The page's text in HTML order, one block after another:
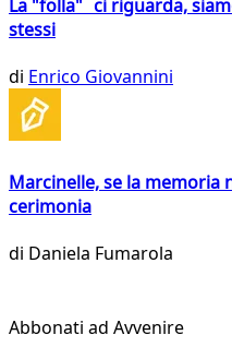
La "folla" ci riguarda,
stessi
di Enrico Giovannini
Marcinelle, se la memoria
cerimonia
di Daniela Fumarola
Abbonati ad Avvenire